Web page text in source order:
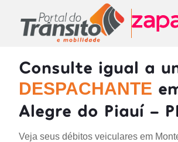
Consulte igual a
DESPACHANTE
Alegre do Piauí -
Veja seus débitos veiculares em